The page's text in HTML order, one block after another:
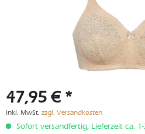
47,95 € *
inkl. MwSt. zzgl. Versandkosten
Sofort versandfertig, Lieferzeit ca.